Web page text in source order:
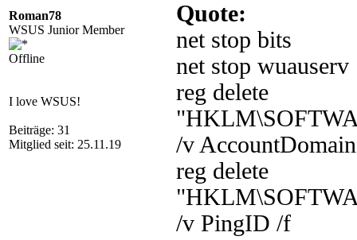
Roman78
WSUS Junior Member
Offline
I love WSUS!
Beiträge: 31
Mitglied seit: 25.11.19
Quote:
net stop bits
net stop wuauserv
reg delete
/v
reg delete
/v PingID /f